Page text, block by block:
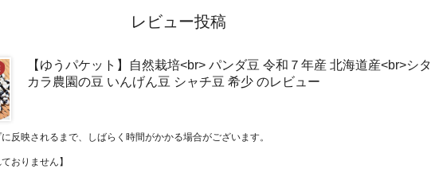
レビュー投稿
【ゆうパケット】自然栽培<br> パンダ豆 令和７年産 北海道産<br>シタ
カラ農園の豆 いんげん豆 シャチ豆 希少 のレビュー
反映されるまで、しばらく時間がかかる場合がございます。
おりません】